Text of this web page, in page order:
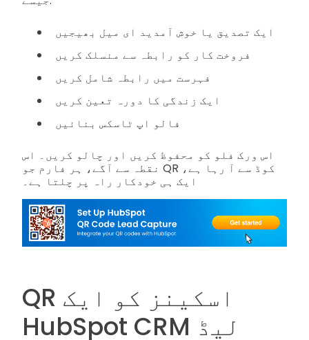
ایک تصدیق یا خوش آمدید ای میل بھیجیں
فروخت کار کو رابطہ سے منسلک کریں
فہرست میں رابطہ شامل کریں
ایک زندگی کا دورہ تعین کریں
فالو اپ ٹاسکس بنائیں
اس ورک فلو کو محفوظ کریں اور چالو کریں۔ اس
نقطہ سے آگے، ہر فارم جو QR کوڈ سے آ رہا ہے،
ایک ہی خودکار راہ پر چلتا ہے۔
QR اسکینز کو ایک
HubSpot CRM لیڈ